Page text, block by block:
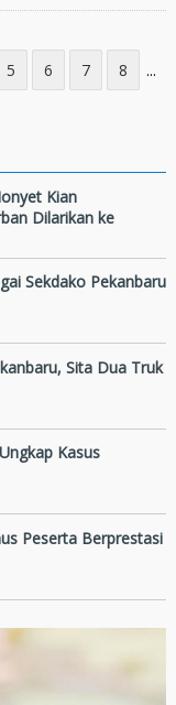
5 6 7 8
...
Kian
Dilarikan ke
Sekdako Pekanbaru
Sita Dua Truk
Kasus
Peserta Berprestasi